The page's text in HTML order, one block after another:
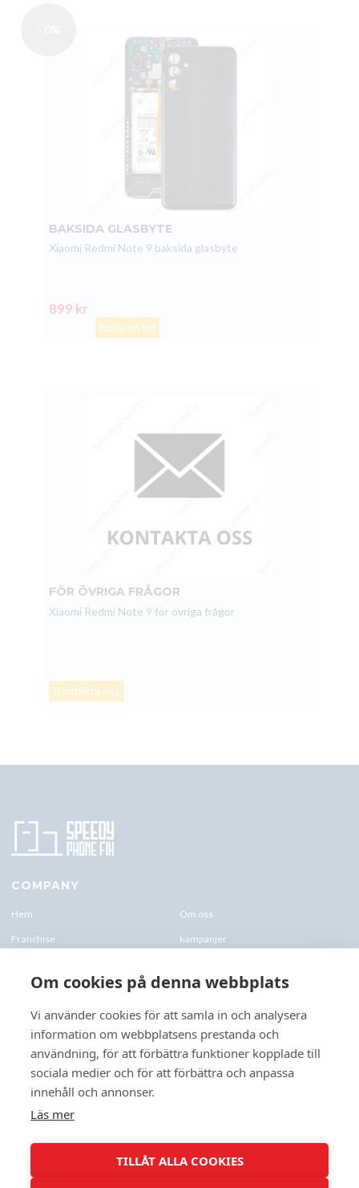
BAKSIDA GLASBYTE
Xiaomi Redmi Note 9 baksida glasbyte
899 kr
Boka en tid
FÖR ÖVRIGA FRÅGOR
Xiaomi Redmi Note 9 för övriga frågor
Kontakta oss
COMPANY
Hem Om oss
Franchise kampanjer
Företagskund & Utbildning FAQs
CONTACTS
+46 070 0122 333
Företagsvägen 10, 227 61 Lund
Lund@speedyphonefix.net
Om cookies på denna webbplats
Vi använder cookies för att samla in och analysera
information om webbplatsens prestanda och
användning, för att förbättra funktioner kopplade till
sociala medier och för att förbättra och anpassa
innehåll och annonser.
Läs mer
TILLÅT ALLA COOKIES